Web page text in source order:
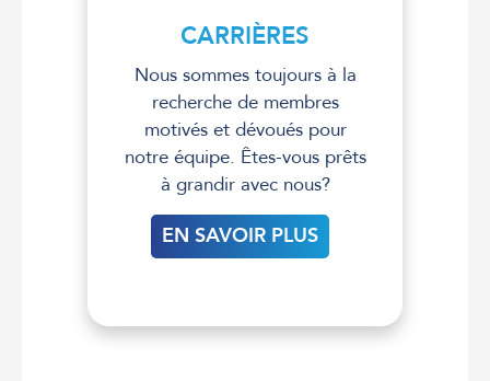
CARRIÈRES
Nous sommes toujours à la
recherche de membres
motivés et dévoués pour
notre équipe. Êtes-vous prêts
à grandir avec nous?
EN SAVOIR PLUS